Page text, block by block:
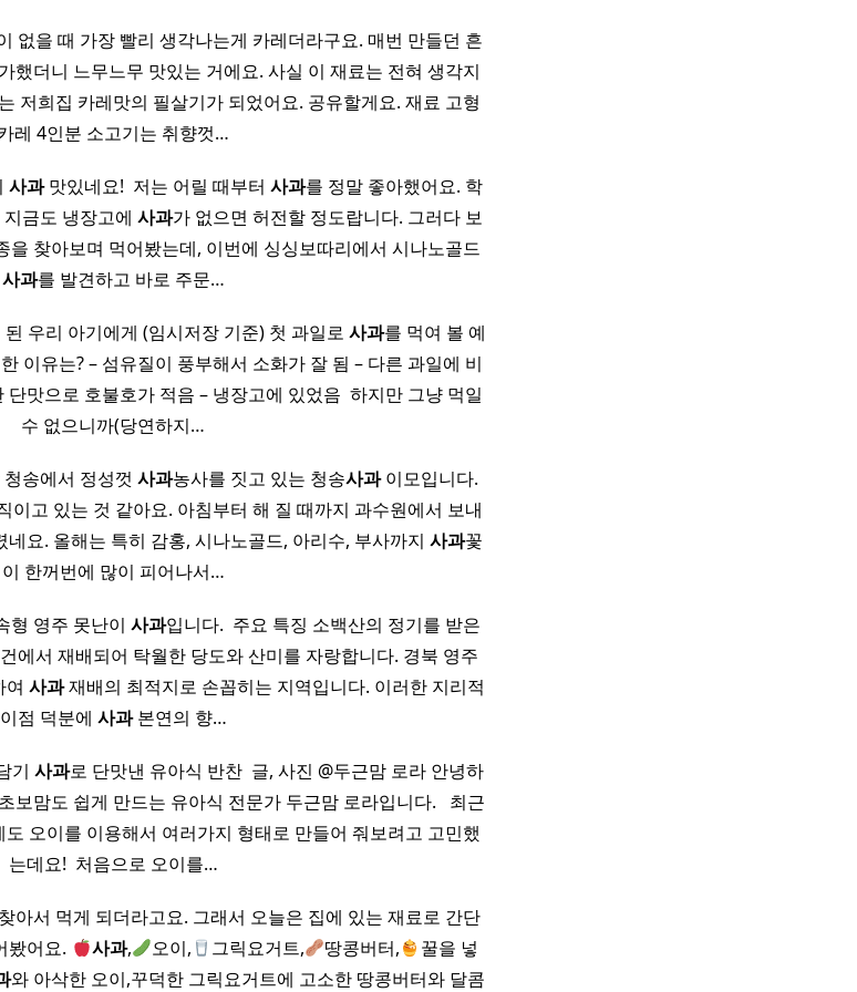
없을 때 가장 빨리 생각나는게 카레더라구요. 매번 만들던 흔
했더니 느무느무 맛있는 거에요. 사실 이 재료는 전혀 생각지
저희집 카레맛의 필살기가 되었어요. 공유할게요. 재료 고형
레 4인분 소고기는 취향껏…
사과맛있네요! ​ 저는 어릴 때부터 사과를 정말 좋아했어요. 학
금도 냉장고에 사과가 없으면 허전할 정도랍니다. 그러다 보
을 찾아보며 먹어봤는데, 이번에 싱싱보따리에서 시나노골드
사과를 발견하고 바로 주문…
우리 아기에게 (임시저장 기준) 첫 과일로 사과를 먹여 볼 예
이유는? – 섬유질이 풍부해서 소화가 잘 됨 – 다른 과일에 비
맛으로 호불호가 적음 – 냉장고에 있었음 ​ 하지만 그냥 먹일
수 없으니까(당연하지…
송에서 정성껏 사과농사를 짓고 있는 청송사과이모입니다.
이고 있는 것 같아요. 아침부터 해 질 때까지 과수원에서 보내
요. 올해는 특히 감홍, 시나노골드, 아리수, 부사까지 사과꽃
이 한꺼번에 많이 피어나서…
형 영주 못난이 사과입니다. ​ 주요 특징 소백산의 정기를 받은
에서 재배되어 탁월한 당도와 산미를 자랑합니다. 경북 영주
여 사과재배의 최적지로 손꼽히는 지역입니다. 이러한 지리적
이점 덕분에 사과본연의 향…
기 사과로 단맛낸 유아식 반찬 ​ 글, 사진 @두근맘 로라 안녕하
보맘도 쉽게 만드는 유아식 전문가 두근맘 로라입니다. ​ ​ 최근
오이를 이용해서 여러가지 형태로 만들어 줘보려고 고민했
는데요! ​ 처음으로 오이를…
아서 먹게 되더라고요. 그래서 오늘은 집에 있는 재료로 간단
봤어요.
사과, 오이, 그릭요거트, 땅콩버터,
꿀을 넣
와 아삭한 오이,꾸덕한 그릭요거트에 고소한 땅콩버터와 달콤